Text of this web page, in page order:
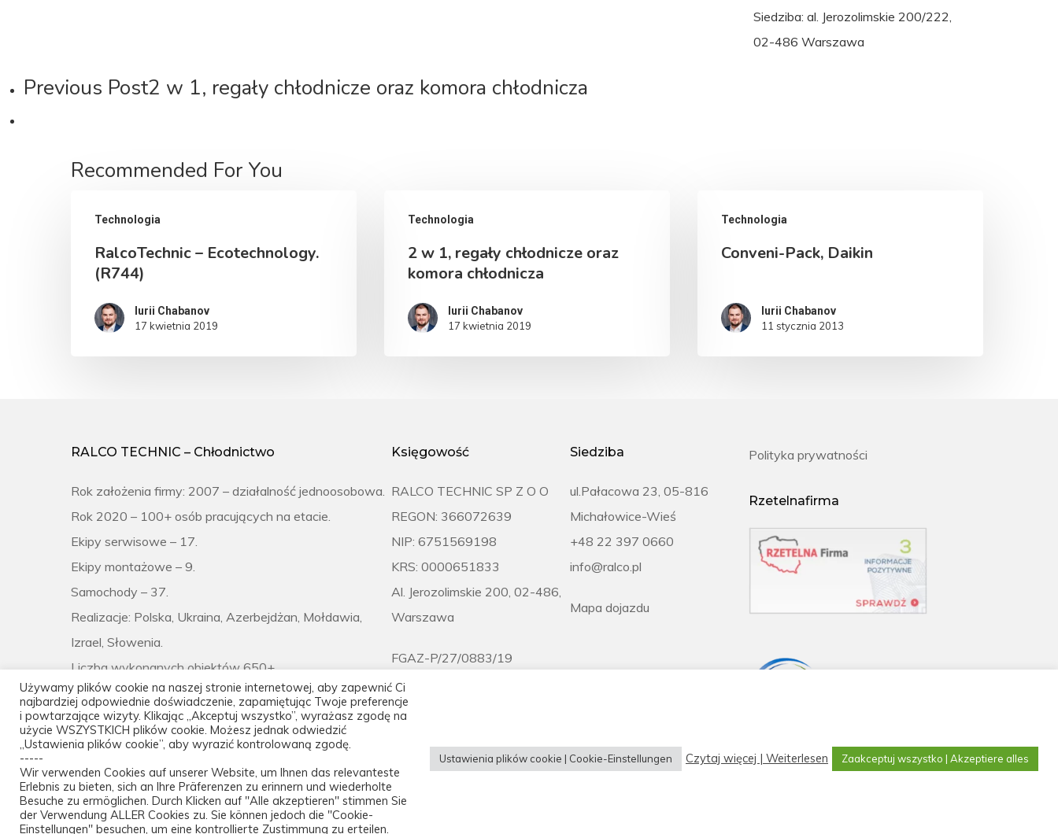
Siedziba: al. Jerozolimskie 200/222,
02-486 Warszawa
Previous Post2 w 1, regały chłodnicze oraz komora chłodnicza
Recommended For You
Technologia
RalcoTechnic – Ecotechnology.
(R744)
Iurii Chabanov
17 kwietnia 2019
Technologia
2 w 1, regały chłodnicze oraz
komora chłodnicza
Iurii Chabanov
17 kwietnia 2019
Technologia
Conveni-Pack, Daikin
Iurii Chabanov
11 stycznia 2013
RALCO TECHNIC – Chłodnictwo
Rok założenia firmy: 2007 – działalność jednoosobowa.
Rok 2020 – 100+ osób pracujących na etacie.
Ekipy serwisowe – 17.
Ekipy montażowe – 9.
Samochody – 37.
Realizacje: Polska, Ukraina, Azerbejdżan, Mołdawia,
Izrael, Słowenia.
Liczba wykonanych obiektów 650+
Księgowość
RALCO TECHNIC SP Z O O
REGON: 366072639
NIP: 6751569198
KRS: 0000651833
Al. Jerozolimskie 200, 02-486,
Warszawa
FGAZ-P/27/0883/19
Siedziba
ul.Pałacowa 23, 05-816
Michałowice-Wieś
+48 22 397 0660
info@ralco.pl
Mapa dojazdu
Polityka prywatności
Rzetelnafirma
© 2026 Ralco Technic sp. z o.o..
Używamy plików cookie na naszej stronie internetowej, aby zapewnić Ci
najbardziej odpowiednie doświadczenie, zapamiętując Twoje preferencje
i powtarzające wizyty. Klikając „Akceptuj wszystko”, wyrażasz zgodę na
użycie WSZYSTKICH plików cookie. Możesz jednak odwiedzić
„Ustawienia plików cookie”, aby wyrazić kontrolowaną zgodę.
-----
Wir verwenden Cookies auf unserer Website, um Ihnen das relevanteste
Erlebnis zu bieten, sich an Ihre Präferenzen zu erinnern und wiederholte
Besuche zu ermöglichen. Durch Klicken auf "Alle akzeptieren" stimmen Sie
der Verwendung ALLER Cookies zu. Sie können jedoch die "Cookie-
Einstellungen" besuchen, um eine kontrollierte Zustimmung zu erteilen.
Ustawienia plików cookie | Cookie-Einstellungen Czytaj więcej | Weiterlesen Zaakceptuj wszystko | Akzeptiere alles